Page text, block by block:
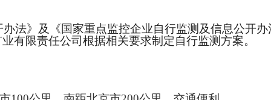
法》及《国家重点监控企业自行监测及信息公开
有限责任公司根据相关要求制定自行监测方案。